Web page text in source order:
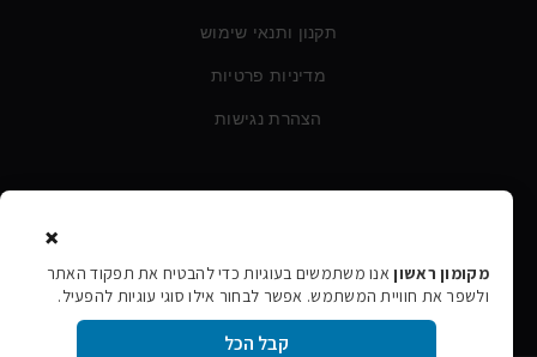
תקנון ותנאי שימוש
מדיניות פרטיות
הצהרת נגישות
צרו קשר
אימייל: rishon106@gmail.com
×
מקומון ראשוןאנו משתמשים בעוגיות כדי להבטיח את תפקוד האתר
ולשפר את חוויית המשתמש. אפשר לבחור אילו סוגי עוגיות להפעיל.
קבל הכל